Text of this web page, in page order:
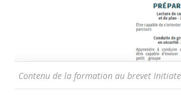
Contenu de la formation au brevet